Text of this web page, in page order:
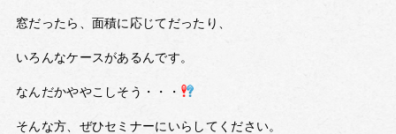
窓だったら、面積に応じてだったり、
いろんなケースがあるんです。
なんだかややこしそう・・・
そんな方、ぜひセミナーにいらしてください。